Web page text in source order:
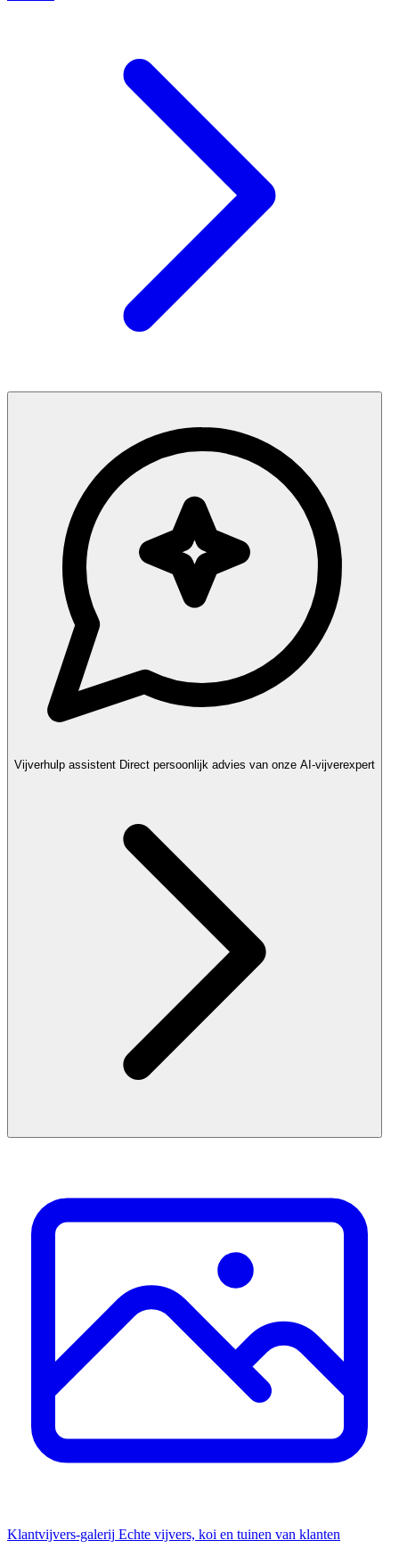
Vijverhulp assistent Direct persoonlijk advies van onze AI-vijverexpert
Klantvijvers-galerij Echte vijvers, koi en tuinen van klanten